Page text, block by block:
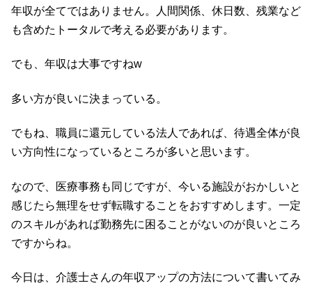
年収が全てではありません。人間関係、休日数、残業など
も含めたトータルで考える必要があります。
でも、年収は大事ですねw
多い方が良いに決まっている。
でもね、職員に還元している法人であれば、待遇全体が良
い方向性になっているところが多いと思います。
なので、医療事務も同じですが、今いる施設がおかしいと
感じたら無理をせず転職することをおすすめします。一定
のスキルがあれば勤務先に困ることがないのが良いところ
ですからね。
今日は、介護士さんの年収アップの方法について書いてみ